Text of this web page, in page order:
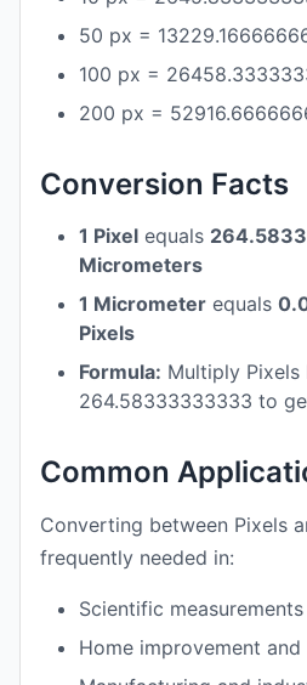
50 px =
100 px =
200 px =
Conversion Facts
1 Pixel equals
Micrometers
1 Micrometer equals
Pixels
Formula: Multiply Pixels
264.58333333333 to
Common
Converting between Pixels
frequently needed in:
Scientific measurements
Home improvement